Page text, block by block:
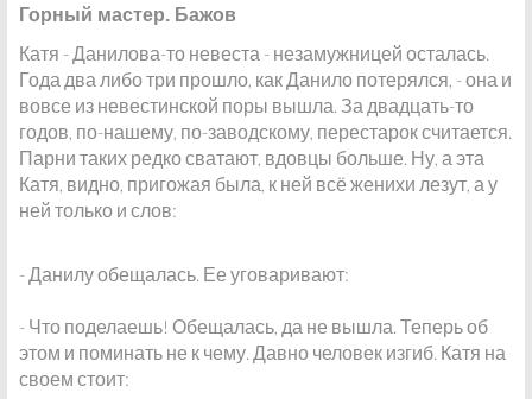
Горный мастер. Бажов
Катя - Данилова-то невеста - незамужницей осталась.
Года два либо три прошло, как Данило потерялся, - она и
вовсе из невестинской поры вышла. За двадцать-то
годов, по-нашему, по-заводскому, перестарок считается.
Парни таких редко сватают, вдовцы больше. Ну, а эта
Катя, видно, пригожая была, к ней всё женихи лезут, а у
ней только и слов:
- Данилу обещалась. Ее уговаривают:
- Что поделаешь! Обещалась, да не вышла. Теперь об
этом и поминать не к чему. Давно человек изгиб. Катя на
своем стоит: